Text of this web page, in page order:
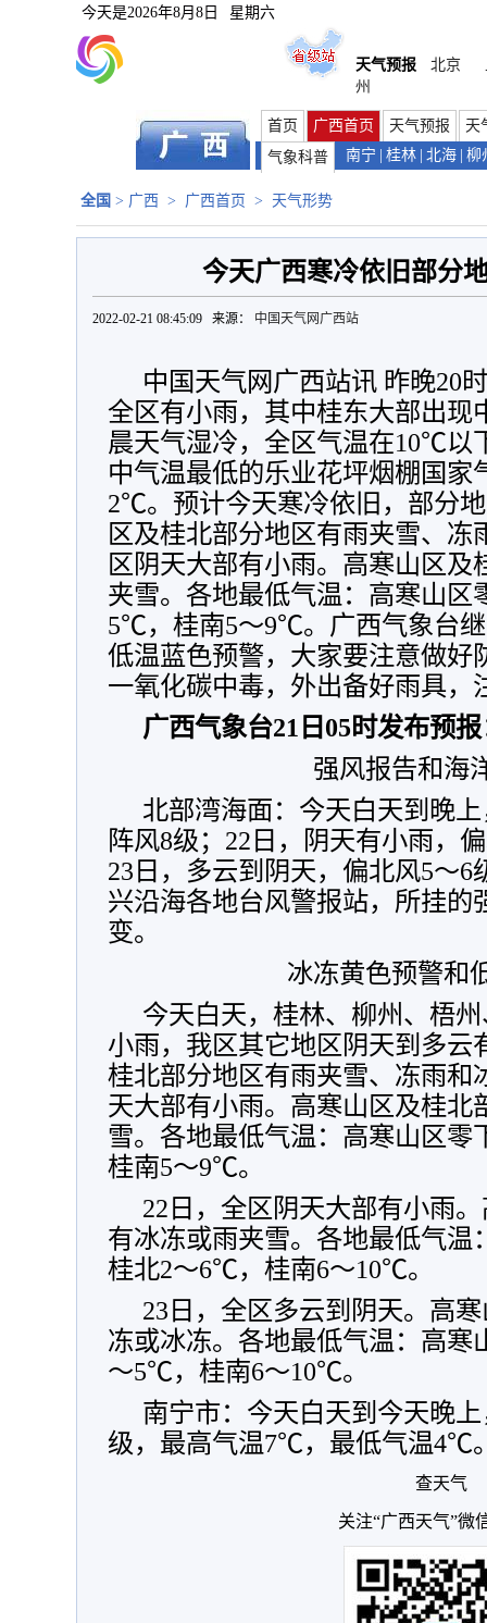
今天是2026年8月8日 星期六
天气预报 北京
州
首页 广西首页 天气预报
天
气象科普
南宁 桂林 北海 柳
全国 > 广西 > 广西首页 > 天气形势
今天广西寒冷依旧部分
2022-02-21 08:45:09 来源： 中国天气网广西站
中国天气网广西站讯 昨晚20
全区有小雨，其中桂东大部出现
晨天气湿冷，全区气温在10℃以
中气温最低的乐业花坪烟棚国家
2℃。预计今天寒冷依旧，部分
区及桂北部分地区有雨夹雪、冻
区阴天大部有小雨。高寒山区及
夹雪。各地最低气温：高寒山
5℃，桂南5～9℃。广西气象台
低温蓝色预警，大家要注意做好
一氧化碳中毒，外出备好雨具，
广西气象台21日05时发布预
强风报告和海
北部湾海面：今天白天到晚
阵风8级；22日，阴天有小雨，
23日，多云到阴天，偏北风5～6
兴沿海各地台风警报站，所挂的
变。
冰冻黄色预警和
今天白天，桂林、柳州、梧
小雨，我区其它地区阴天到多云
桂北部分地区有雨夹雪、冻雨和
天大部有小雨。高寒山区及桂北
雪。各地最低气温：高寒山区
桂南5～9℃。
22日，全区阴天大部有小雨
有冰冻或雨夹雪。各地最低气
桂北2～6℃，桂南6～10℃。
23日，全区多云到阴天。高
冻或冰冻。各地最低气温：高
～5℃，桂南6～10℃。
南宁市：今天白天到今天晚
级，最高气温7℃，最低气温4℃
查天气
关注“广西天气”微